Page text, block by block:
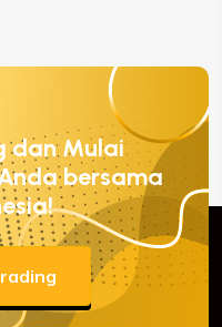
dan Mulai
bersama